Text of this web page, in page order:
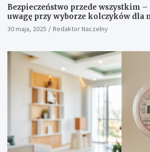
Bezpieczeństwo przede wszystkim
uwagę przy wyborze kolczyków dla
30 maja, 2025 Redaktor Naczelny